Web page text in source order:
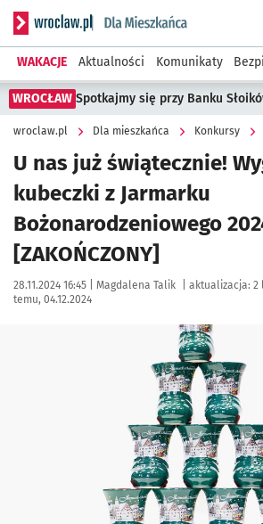
Serwis informacyjny wroclaw.pl
WAKACJE Aktualności Komunikaty
WROCŁAW Spotkajmy się przy Banku
wroclaw.pl Dla mieszkańca Konkursy
U nas już świątecznie!
kubeczki z Jarmarku
Bożonarodzeniowego
[ZAKOŃCZONY]
Data publikacji:
28.11.2024 16:45 | Autor:
Magdalena Talik aktualizacja: 2
temu, 04.12.2024